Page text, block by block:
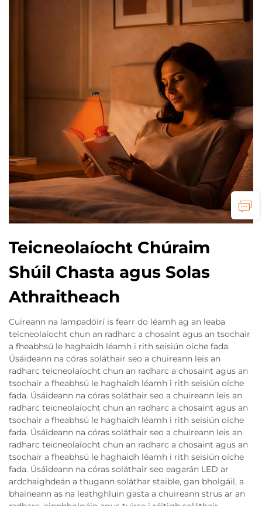
Teicneolaíocht Chúraim
Shúil Chasta agus Solas
Athraitheach
Cuireann na lampadóirí is fearr do léamh ag an leaba
teicneolaíocht chun an radharc a chosaint agus an tsochair
a fheabhsú le haghaidh léamh i rith seisiún oíche fada.
Úsáideann na córas soláthair seo a chuireann leis an
radharc teicneolaíocht chun an radharc a chosaint agus an
tsochair a fheabhsú le haghaidh léamh i rith seisiún oíche
fada. Úsáideann na córas soláthair seo a chuireann leis an
radharc teicneolaíocht chun an radharc a chosaint agus an
tsochair a fheabhsú le haghaidh léamh i rith seisiún oíche
fada. Úsáideann na córas soláthair seo a chuireann leis an
radharc teicneolaíocht chun an radharc a chosaint agus an
tsochair a fheabhsú le haghaidh léamh i rith seisiún oíche
fada. Úsáideann na córas soláthair seo eagarán LED ar
ardchaighdeán a thugann soláthar staible, gan bholgáil, a
bhaineann as na leathghluin gasta a chuireann strus ar an